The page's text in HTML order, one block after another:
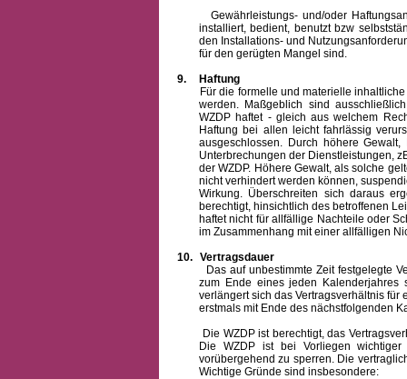
Gewährleistungs- und/oder
installiert, bedient, benutzt bzw
den Installations- und
für den gerügten Mangel sind.
9.
Haftung
Für die formelle und materielle
werden. Maßgeblich sind
WZDP haftet - gleich aus welchem
Haftung bei allen leicht fahrlässig
ausgeschlossen. Durch höhere
Unterbrechungen der Dienstleistungen,
der WZDP. Höhere Gewalt, als solche
nicht verhindert werden können,
Wirkung. Überschreiten sich daraus
berechtigt, hinsichtlich des betroffenen
haftet nicht für allfällige Nachteile oder
im Zusammenhang mit einer allfälligen
10. Vertragsdauer
Das auf unbestimmte Zeit festgelegte
zum Ende eines jeden Kalenderjahres
verlängert sich das Vertragsverhältnis
erstmals mit Ende des nächstfolgenden
Die WZDP ist berechtigt, das
Die WZDP ist bei Vorliegen
vorübergehend zu sperren. Die
Wichtige Gründe sind insbesondere: